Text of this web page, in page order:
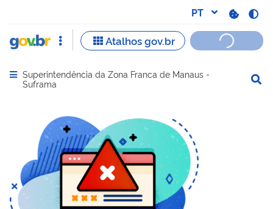
Abrir menu principal de navegação
Superintendência da Zona Franca de Manaus -
Suframa